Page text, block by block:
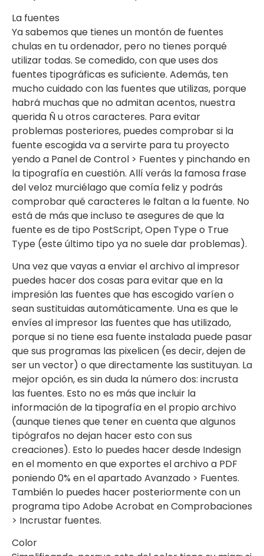
La fuentes
Ya sabemos que tienes un montón de fuentes
chulas en tu ordenador, pero no tienes porqué
utilizar todas. Se comedido, con que uses dos
fuentes tipográficas es suficiente. Además, ten
mucho cuidado con las fuentes que utilizas, porque
habrá muchas que no admitan acentos, nuestra
querida Ñ u otros caracteres. Para evitar
problemas posteriores, puedes comprobar si la
fuente escogida va a servirte para tu proyecto
yendo a Panel de Control > Fuentes y pinchando en
la tipografía en cuestión. Allí verás la famosa frase
del veloz murciélago que comía feliz y podrás
comprobar qué caracteres le faltan a la fuente. No
está de más que incluso te asegures de que la
fuente es de tipo PostScript, Open Type o True
Type (este último tipo ya no suele dar problemas).
Una vez que vayas a enviar el archivo al impresor
puedes hacer dos cosas para evitar que en la
impresión las fuentes que has escogido varíen o
sean sustituidas automáticamente. Una es que le
envíes al impresor las fuentes que has utilizado,
porque si no tiene esa fuente instalada puede pasar
que sus programas las pixelicen (es decir, dejen de
ser un vector) o que directamente las sustituyan. La
mejor opción, es sin duda la número dos: incrusta
las fuentes. Esto no es más que incluir la
información de la tipografía en el propio archivo
(aunque tienes que tener en cuenta que algunos
tipógrafos no dejan hacer esto con sus
creaciones). Esto lo puedes hacer desde Indesign
en el momento en que exportes el archivo a PDF
poniendo 0% en el apartado Avanzado > Fuentes.
También lo puedes hacer posteriormente con un
programa tipo Adobe Acrobat en Comprobaciones
> Incrustar fuentes.
Color